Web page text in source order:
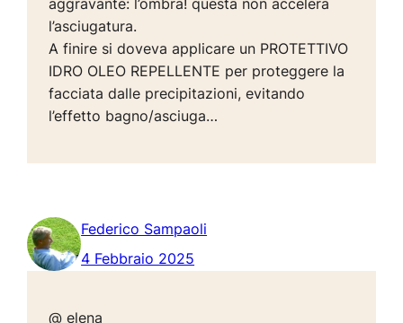
aggravante: l’ombra! questa non accelera
l’asciugatura.
A finire si doveva applicare un PROTETTIVO
IDRO OLEO REPELLENTE per proteggere la
facciata dalle precipitazioni, evitando
l’effetto bagno/asciuga…
Federico Sampaoli
4 Febbraio 2025
@ elena